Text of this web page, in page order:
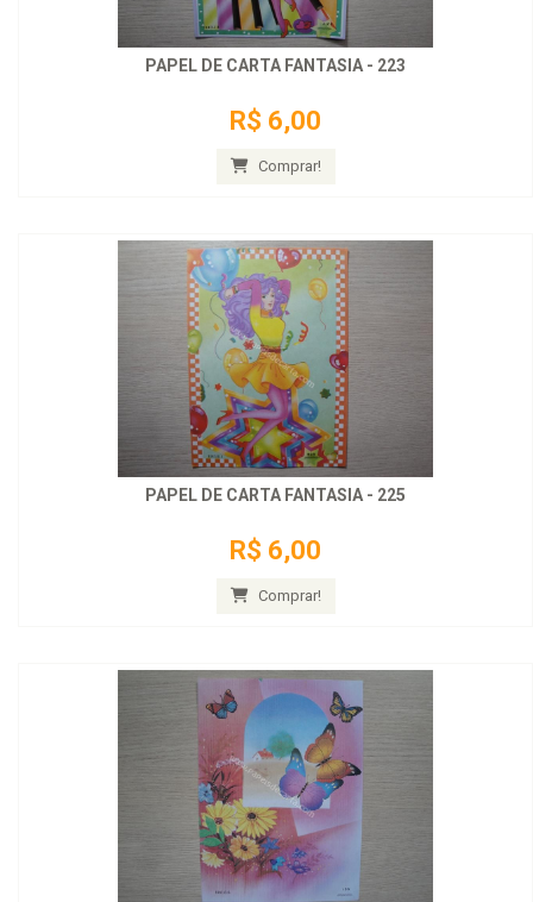
PAPEL DE CARTA FANTASIA - 223
R$ 6,00
Comprar!
PAPEL DE CARTA FANTASIA - 225
R$ 6,00
Comprar!